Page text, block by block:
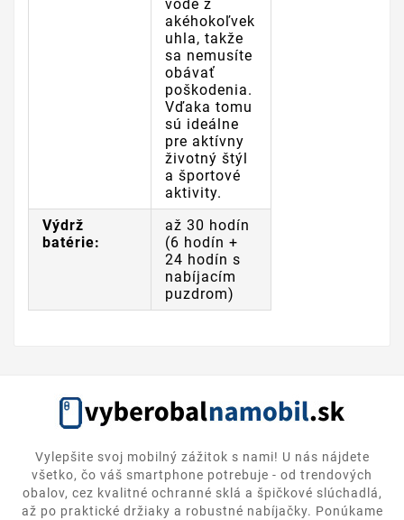
vode z
akéhokoľvek
uhla, takže
sa nemusíte
obávať
poškodenia.
Vďaka tomu
sú ideálne
pre aktívny
životný štýl
a športové
aktivity.
Výdrž
batérie:
až 30 hodín
(6 hodín +
24 hodín s
nabíjacím
puzdrom)
Vylepšite svoj mobilný zážitok s nami! U nás nájdete
všetko, čo váš smartphone potrebuje - od trendových
obalov, cez kvalitné ochranné sklá a špičkové slúchadlá,
až po praktické držiaky a robustné nabíjačky. Ponúkame